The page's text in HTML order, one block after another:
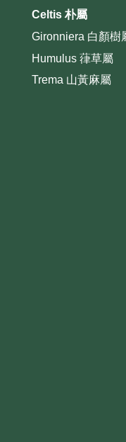
Celtis 朴屬
Gironniera 白顏樹
Humulus 葎草屬
Trema 山黃麻屬
4
參
種